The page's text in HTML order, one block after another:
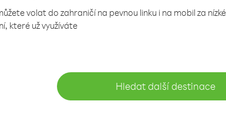
volat do zahraničí na pevnou linku i na mobil za
které už využíváte
Hledat další destinace